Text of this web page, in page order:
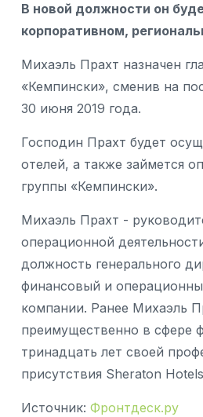
В новой должности он
корпоративном,
Михаэль Прахт назначен
«Кемпински», сменив на
30 июня 2019 года.
Господин Прахт будет
отелей, а также займется
группы «Кемпински».
Михаэль Прахт -
операционной
должность генерального
финансовый и
компании. Ранее Михаэль
преимущественно в сфере
тринадцать лет своей
присутствия Sheraton
Источник: Фронтдеск.ру